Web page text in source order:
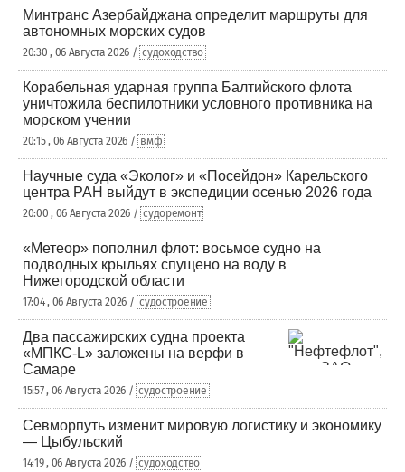
Минтранс Азербайджана определит маршруты для
автономных морских судов
20:30 , 06 Августа 2026 / судоходство
Корабельная ударная группа Балтийского флота
уничтожила беспилотники условного противника на
морском учении
20:15 , 06 Августа 2026 / вмф
Научные суда «Эколог» и «Посейдон» Карельского
центра РАН выйдут в экспедиции осенью 2026 года
20:00 , 06 Августа 2026 / судоремонт
«Метеор» пополнил флот: восьмое судно на
подводных крыльях спущено на воду в
Нижегородской области
17:04 , 06 Августа 2026 / судостроение
Два пассажирских судна проекта
«МПКС-L» заложены на верфи в
Самаре
15:57 , 06 Августа 2026 / судостроение
Севморпуть изменит мировую логистику и экономику
— Цыбульский
14:19 , 06 Августа 2026 / судоходство